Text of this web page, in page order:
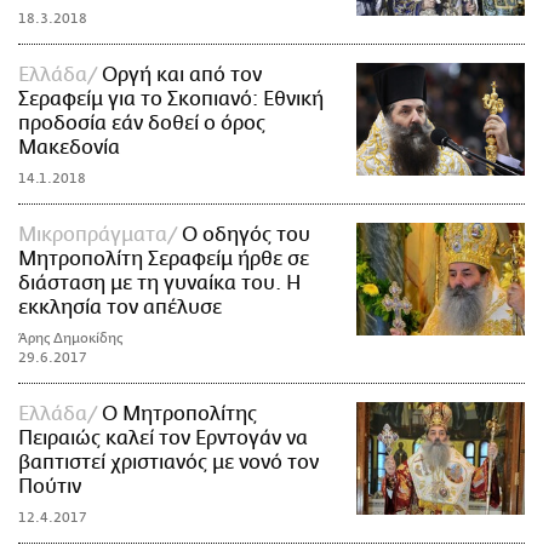
18.3.2018
Ελλάδα
Οργή και από τον
Σεραφείμ για το Σκοπιανό: Εθνική
προδοσία εάν δοθεί ο όρος
Μακεδονία
14.1.2018
Mικροπράγματα
O οδηγός του
Μητροπολίτη Σεραφείμ ήρθε σε
διάσταση με τη γυναίκα του. Η
εκκλησία τον απέλυσε
Άρης Δημοκίδης
29.6.2017
Ελλάδα
Ο Μητροπολίτης
Πειραιώς καλεί τον Ερντογάν να
βαπτιστεί χριστιανός με νονό τον
Πούτιν
12.4.2017